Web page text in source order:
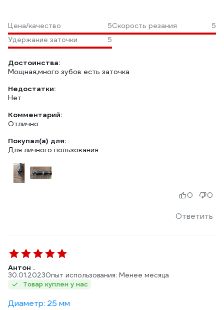
Цена/качество 5Скорость резания
5
Удержание заточки
5
Достоинства:
Мощная,много зубов есть заточка
Недостатки:
Нет
Комментарий:
Отлично
Покупал(а) для:
Для личного пользования
Ответить
0 0
Антон .
30.01.2023Опыт использования: Менее месяца
Товар куплен у нас
Диаметр: 25 мм